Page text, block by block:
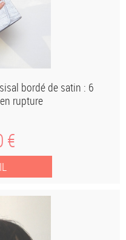
bordé de satin : 6
rupture
€